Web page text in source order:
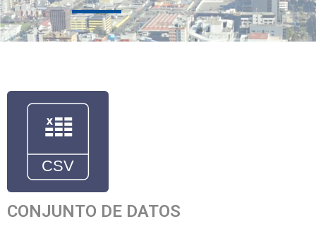
CONJUNTO DE DATOS